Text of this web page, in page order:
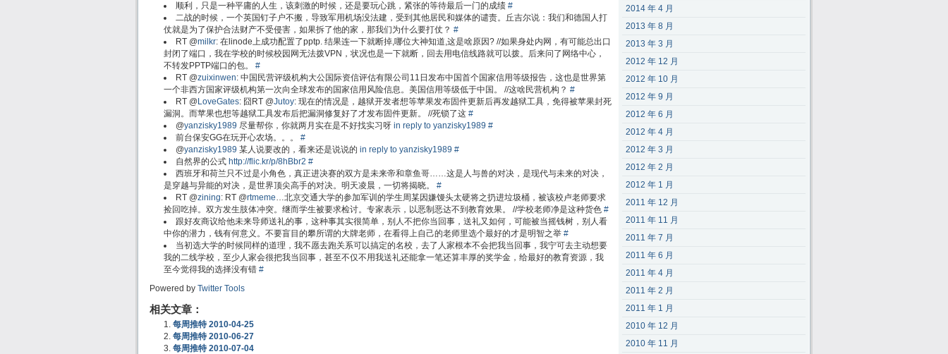
顺利，只是一种平庸的人生，该刺激的时候，还是要玩心跳，紧张的等待最后一门的成绩 #
二战的时候，一个英国钉子户不搬，导致军用机场没法建，受到其他居民和媒体的谴责。丘吉尔说：我们和德国人打
仗就是为了保护合法财产不受侵害，如果拆了他的家，那我们为什么要打仗？ #
RT @milkr: 在linode上成功配置了pptp. 结果连一下就断掉,哪位大神知道,这是啥原因? //如果身处内网，有可能总出口
封闭了端口，我在学校的时候校园网无法拨VPN，状况也是一下就断，回去用电信线路就可以拨。后来问了网络中心，
不转发PPTP端口的包。 #
RT @zuixinwen: 中国民营评级机构大公国际资信评估有限公司11日发布中国首个国家信用等级报告，这也是世界第
一个非西方国家评级机构第一次向全球发布的国家信用风险信息。美国信用等级低于中国。 //这啥民营机构？ #
RT @ LoveGates: 囧RT @Jutoy: 现在的情况是，越狱开发者想等苹果发布固件更新后再发越狱工具，免得被苹果封死
漏洞。而苹果也想等越狱工具发布后把漏洞修复好了才发布固件更新。 //死锁了这 #
@yanzisky1989 尽量帮你，你就两月实在是不好找实习呀 in reply to yanzisky1989 #
前台保安GG在玩开心农场。。。 #
@yanzisky1989 某人说要改的，看来还是说说的 in reply to yanzisky1989 #
自然界的公式 http://flic.kr/p/8hBbr2 #
西班牙和荷兰只不过是小角色，真正进决赛的双方是未来帝和章鱼哥……这是人与兽的对决，是现代与未来的对决，
是穿越与异能的对决，是世界顶尖高手的对决。明天凌晨，一切将揭晓。 #
RT @zining: RT @rtmeme…北京交通大学的参加军训的学生周某因嫌馒头太硬将之扔进垃圾桶，被该校卢老师要求
捡回吃掉。双方发生肢体冲突。继而学生被要求检讨。专家表示，以恶制恶达不到教育效果。 //学校老师净是这种货色 #
跟好友商议给他未来导师送礼的事，这种事其实很简单，别人不把你当回事，送礼又如何，可能被当摇钱树，别人看
中你的潜力，钱有何意义。不要盲目的攀所谓的大牌老师，在看得上自己的老师里选个最好的才是明智之举 #
当初选大学的时候同样的道理，我不愿去跑关系可以搞定的名校，去了人家根本不会把我当回事，我宁可去主动想要
我的二线学校，至少人家会很把我当回事，甚至不仅不用我送礼还能拿一笔还算丰厚的奖学金，给最好的教育资源，我
至今觉得我的选择没有错 #
Powered by Twitter Tools
相关文章：
每周推特 2010-04-25
每周推特 2010-06-27
每周推特 2010-07-04
2014 年 4 月
2013 年 8 月
2013 年 3 月
2012 年 12 月
2012 年 10 月
2012 年 9 月
2012 年 6 月
2012 年 4 月
2012 年 3 月
2012 年 2 月
2012 年 1 月
2011 年 12 月
2011 年 11 月
2011 年 7 月
2011 年 6 月
2011 年 4 月
2011 年 2 月
2011 年 1 月
2010 年 12 月
2010 年 11 月